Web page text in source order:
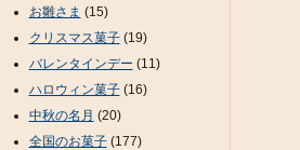
お雛さま (15)
クリスマス菓子(19)
バレンタインデー (11)
ハロウィン菓子(16)
中秋の名月 (20)
全国のお菓子(177)